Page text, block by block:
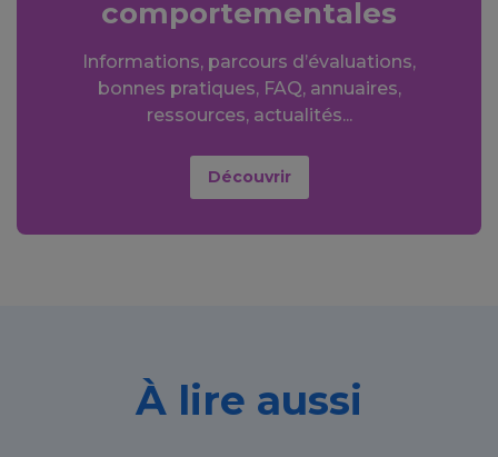
comportementales
Informations, parcours d’évaluations,
bonnes pratiques, FAQ, annuaires,
ressources, actualités...
Découvrir
À lire aussi